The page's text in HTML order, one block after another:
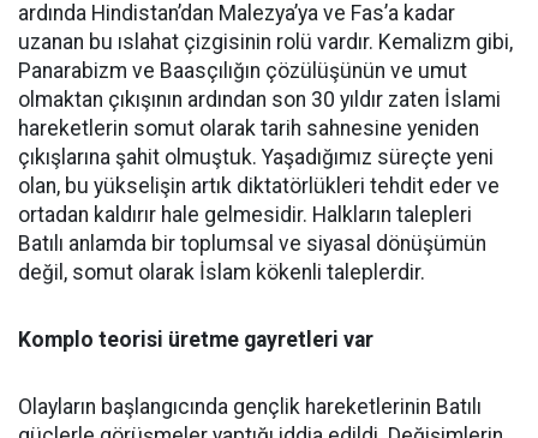
ardında Hindistan’dan Malezya’ya ve Fas’a kadar
uzanan bu ıslahat çizgisinin rolü vardır. Kemalizm gibi,
Panarabizm ve Baasçılığın çözülüşünün ve umut
olmaktan çıkışının ardından son 30 yıldır zaten İslami
hareketlerin somut olarak tarih sahnesine yeniden
çıkışlarına şahit olmuştuk. Yaşadığımız süreçte yeni
olan, bu yükselişin artık diktatörlükleri tehdit eder ve
ortadan kaldırır hale gelmesidir. Halkların talepleri
Batılı anlamda bir toplumsal ve siyasal dönüşümün
değil, somut olarak İslam kökenli taleplerdir.
Komplo teorisi üretme gayretleri var
Olayların başlangıcında gençlik hareketlerinin Batılı